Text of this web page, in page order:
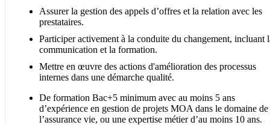
Assurer la gestion des appels d’offres et la relation avec les
prestataires.
Participer activement à la conduite du changement, incluant
communication et la formation.
Mettre en œuvre des actions d'amélioration des processus
internes dans une démarche qualité.
De formation Bac+5 minimum avec au moins 5 ans
d’expérience en gestion de projets MOA dans le domaine de
l’assurance vie, ou une expertise métier d’au moins 10 ans.